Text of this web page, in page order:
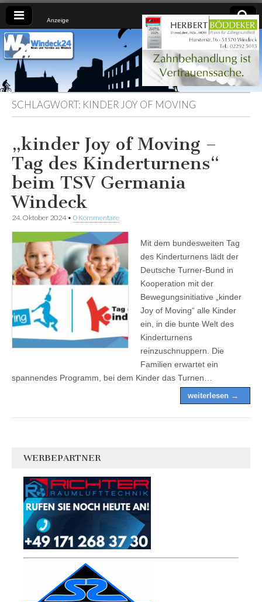
Anzeige
Windeck24
Nachrichten
aus dem
Ländchen
für das
Ländchen
SCHLAGWORT: KINDER JOY OF MOVING
„kinder Joy of Moving –
Tag des Kinderturnens“
beim TSV Germania
Windeck
24. Oktober 2024• 0 Kommentare
Mit dem bundesweiten Tag
des Kinderturnens lädt der
Deutsche Turner-Bund in
Kooperation mit der
Bewegungsinitiative „kinder
Joy of Moving“ alle Kinder
ein, in die bunte Welt des
Kinderturnens
reinzuschnuppern. Die
Familien erwartet ein
spannendes Programm, bei dem Kinder das Turnen…
weiterlesen →
WERBEPARTNER